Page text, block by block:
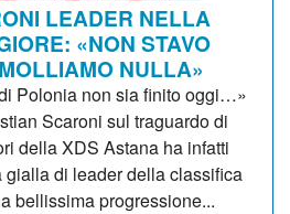
LEADER NELLA
«NON STAVO
NULLA»
Polonia non sia finito oggi…»
Scaroni sul traguardo di
della XDS Astana ha infatti
di leader della classifica
bellissima progressione...